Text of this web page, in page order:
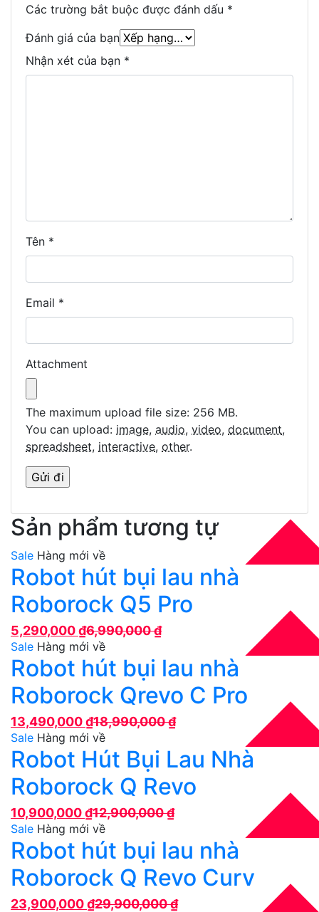
Các trường bắt buộc được đánh dấu *
Đánh giá của bạn
Nhận xét của bạn *
Tên *
Email *
Attachment
The maximum upload file size: 256 MB.
You can upload: image, audio, video, document,
spreadsheet, interactive, other.
Sản phẩm tương tự
Sale Hàng mới về
Robot hút bụi lau nhà
Roborock Q5 Pro
5,290,000₫6,990,000₫
Sale Hàng mới về
Robot hút bụi lau nhà
Roborock Qrevo C Pro
13,490,000₫18,990,000₫
Sale Hàng mới về
Robot Hút Bụi Lau Nhà
Roborock Q Revo
10,900,000₫12,900,000₫
Sale Hàng mới về
Robot hút bụi lau nhà
Roborock Q Revo Curv
23,900,000₫29,900,000₫